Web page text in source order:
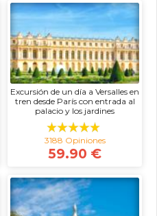
Excursión de un día a Versalles en
tren desde París con entrada al
palacio y los jardines
3188 Opiniones
59.90 €